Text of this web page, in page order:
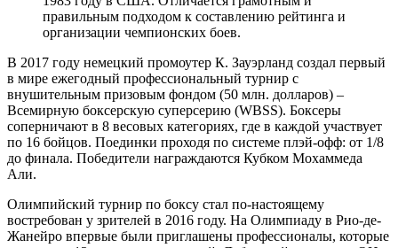
правильным подходом к составлению рейтинга и
организации чемпионских боев.
В 2017 году немецкий промоутер К. Зауэрланд создал первый
в мире ежегодный профессиональный турнир с
внушительным призовым фондом (50 млн. долларов) –
Всемирную боксерскую суперсерию (WBSS). Боксеры
соперничают в 8 весовых категориях, где в каждой участвует
по 16 бойцов. Поединки проходя по системе плэй-офф: от 1/8
до финала. Победители награждаются Кубком Мохаммеда
Али.
Олимпийский турнир по боксу стал по-настоящему
востребован у зрителей в 2016 году. На Олимпиаду в Рио-де-
Жанейро впервые были приглашены профессионалы, которые